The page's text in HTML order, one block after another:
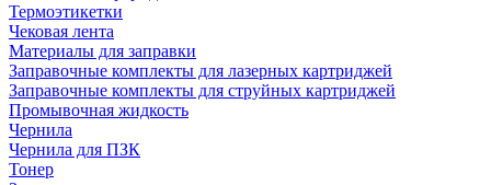
Термоэтикетки
Чековая лента
Материалы для заправки
Заправочные комплекты для лазерных картриджей
Заправочные комплекты для струйных картриджей
Промывочная жидкость
Чернила
Чернила для ПЗК
Тонер